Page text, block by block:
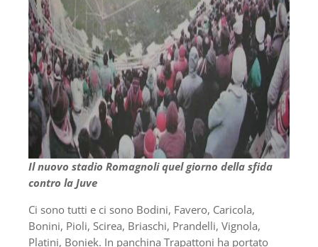
Il nuovo stadio Romagnoli quel giorno della sfida
contro la Juve
Ci sono tutti e ci sono Bodini, Favero, Caricola,
Bonini, Pioli, Scirea, Briaschi, Prandelli, Vignola,
Platini, Boniek. In panchina Trapattoni ha portato